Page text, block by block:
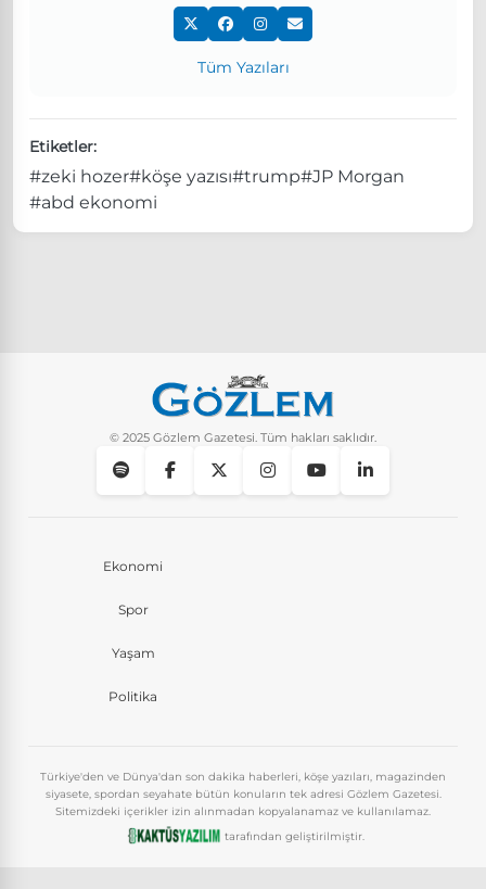
Tüm Yazıları
Etiketler:
#zeki hozer#köşe yazısı#trump#JP Morgan
#abd ekonomi
© 2025 Gözlem Gazetesi. Tüm hakları saklıdır.
Ekonomi
Spor
Yaşam
Politika
Türkiye'den ve Dünya'dan son dakika haberleri, köşe yazıları, magazinden
siyasete, spordan seyahate bütün konuların tek adresi Gözlem Gazetesi.
Sitemizdeki içerikler izin alınmadan kopyalanamaz ve kullanılamaz.
tarafından geliştirilmiştir.